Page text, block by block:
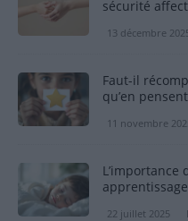
sécurité
13 décembre
Faut-il
qu’en
11 novembre
L’importance
22 juillet 2025